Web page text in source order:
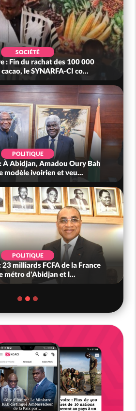
SOCIÉTÉ
: Fin du rachat des 100 000
le SYNARFA-CI co...
POLITIQUE
À Abidjan, Amadou Oury Bah
modèle ivoirien et veu...
POLITIQUE
milliards FCFA de la France
métro d'Abidjan et l...